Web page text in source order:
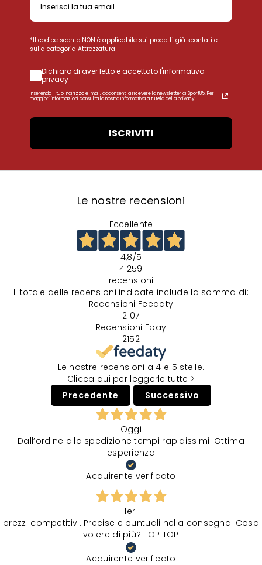
*Il codice sconto NON è applicabile sui prodotti già scontati e
sulla categoria Attrezzatura
Dichiaro di aver letto e accettato l'informativa
privacy
Inserendo il tuo indirizzo e-mail, acconsenti a ricevere la newsletter di Sport85. Per
maggiori informazioni consulta la nostra Informativa a tutela della privacy.
ISCRIVITI
Le nostre recensioni
Eccellente
4,8/5
4.259
recensioni
Il totale delle recensioni indicate include la somma di:
Recensioni Feedaty
2107
Recensioni Ebay
2152
Le nostre recensioni a 4 e 5 stelle.
Clicca qui per leggerle tutte >
Precedente
Successivo
Oggi
Dall’ordine alla spedizione tempi rapidissimi! Ottima
esperienza
Acquirente verificato
Ieri
prezzi competitivi. Precise e puntuali nella consegna. Cosa
volere di più? TOP TOP
Acquirente verificato